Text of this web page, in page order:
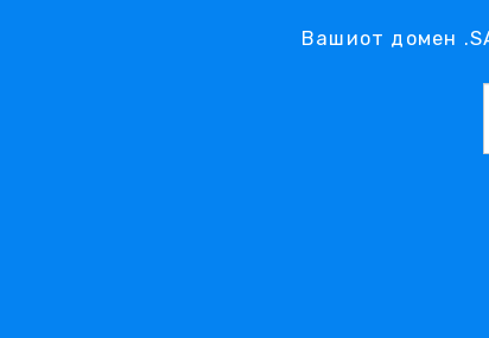
Вашиот домен